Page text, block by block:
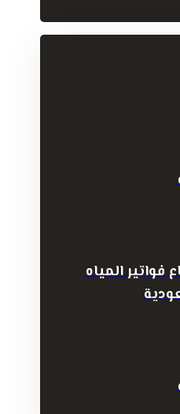
المياه